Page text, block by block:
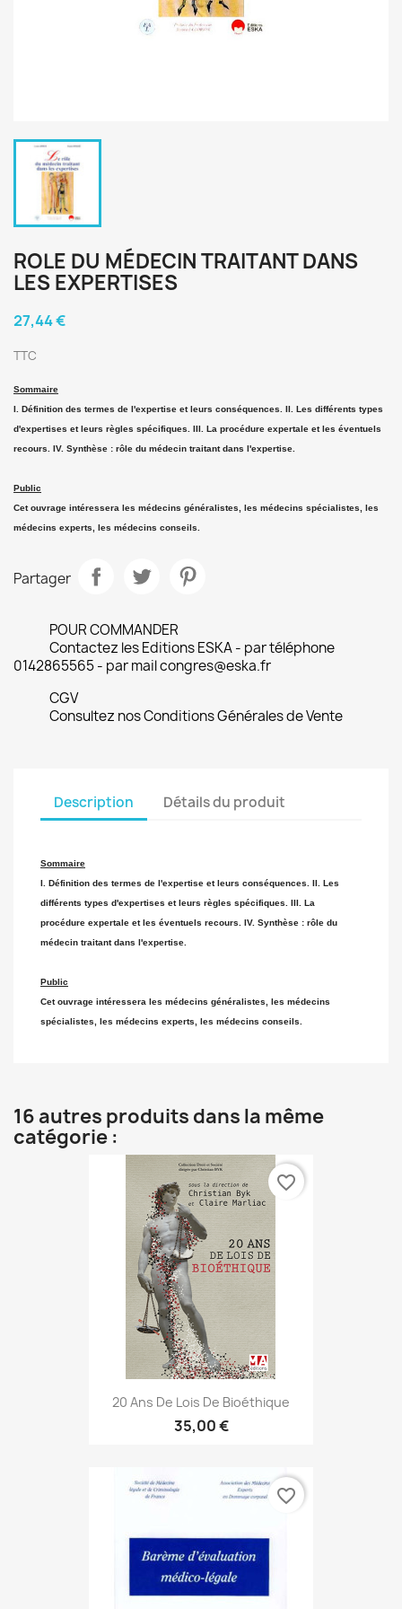
ROLE DU MÉDECIN TRAITANT DANS
LES EXPERTISES
27,44 €
TTC
Sommaire
I. Définition des termes de l'expertise et leurs conséquences. II. Les différents types
d'expertises et leurs règles spécifiques. III. La procédure expertale et les éventuels
recours. IV. Synthèse : rôle du médecin traitant dans l'expertise.
Public
Cet ouvrage intéressera les médecins généralistes, les médecins spécialistes, les
médecins experts, les médecins conseils.
Partager
POUR COMMANDER
Contactez les Editions ESKA - par téléphone
0142865565 - par mail congres@eska.fr
CGV
Consultez nos Conditions Générales de Vente
Description Détails du produit
Sommaire
I. Définition des termes de l'expertise et leurs conséquences. II. Les
différents types d'expertises et leurs règles spécifiques. III. La
procédure expertale et les éventuels recours. IV. Synthèse : rôle du
médecin traitant dans l'expertise.
Public
Cet ouvrage intéressera les médecins généralistes, les médecins
spécialistes, les médecins experts, les médecins conseils.
16 autres produits dans la même
catégorie :
20 Ans De Lois De Bioéthique
35,00 €
favorite_border
favorite_border